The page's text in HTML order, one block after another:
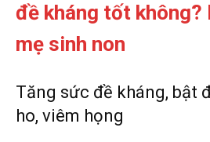
đề kháng tốt không?
mẹ sinh non
Tăng sức đề kháng, bật
ho, viêm họng